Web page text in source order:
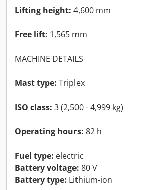
Lifting height: 4,600 mm
Free lift: 1,565 mm
MACHINE DETAILS
Mast type: Triplex
ISO class: 3 (2,500 - 4,999 kg)
Operating hours: 82 h
Fuel type: electric
Battery voltage: 80 V
Battery type: Lithium-ion